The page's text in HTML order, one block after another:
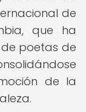
de
que ha
poetas de
de la